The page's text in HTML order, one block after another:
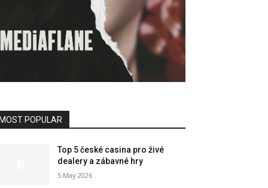
MOST POPULAR
Top 5 české casina pro živé
dealery a zábavné hry
5 May 2026